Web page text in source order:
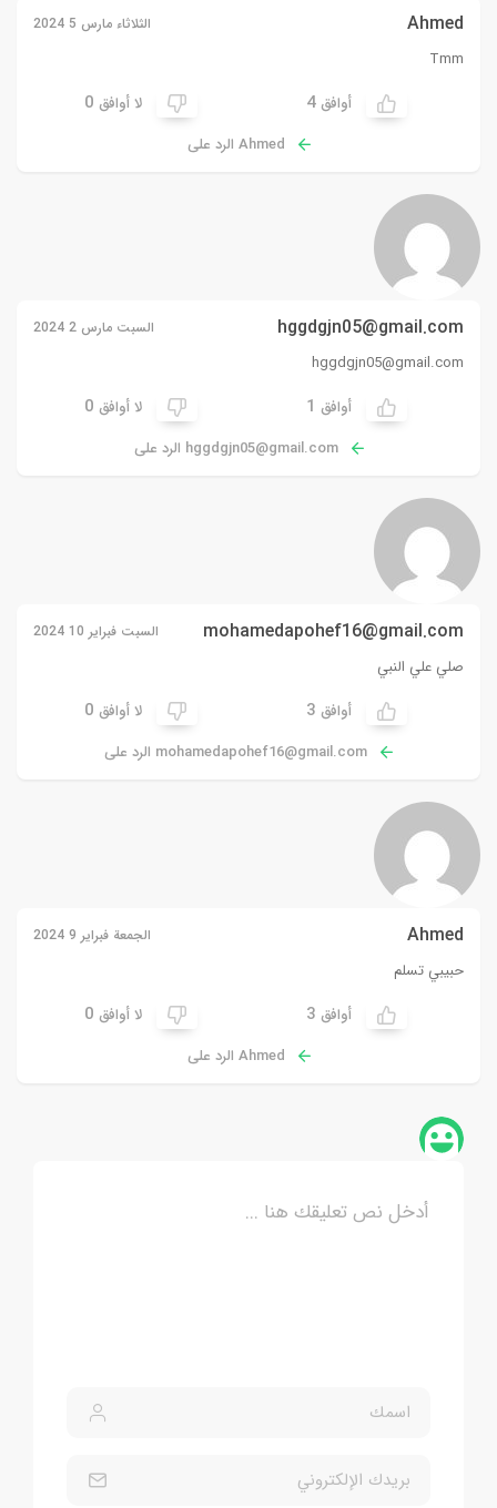
Ahmed الثلاثاء مارس 5 2024
Tmm
أوافق 4 لا أوافق 0
Ahmed الرد على
hggdgjn05@gmail.com السبت مارس 2 2024
hggdgjn05@gmail.com
أوافق 1 لا أوافق 0
hggdgjn05@gmail.com الرد على
mohamedapohef16@gmail.com السبت فبراير 10 2024
صلي علي النبي
أوافق 3 لا أوافق 0
mohamedapohef16@gmail.com الرد على
Ahmed الجمعة فبراير 9 2024
حبيبي تسلم
أوافق 3 لا أوافق 0
Ahmed الرد على